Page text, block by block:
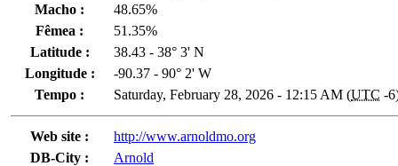
Macho :
48.65%
Fêmea :
51.35%
Latitude :
38.43 - 38° 3' N
Longitude :
-90.37 - 90° 2' W
Tempo :
Saturday, February 28, 2026 - 12:15 AM (UTC -
Web site :
http://www.arnoldmo.org
DB-City :
Arnold